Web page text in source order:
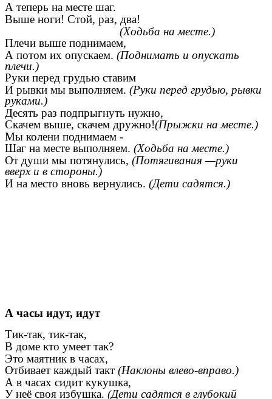
А теперь на месте шаг.
Выше ноги! Стой, раз, два!
(Ходьба на месте.)
Плечи выше поднимаем,
А потом их опускаем. (Поднимать и опускать
плечи.)
Руки перед грудью ставим
И рывки мы выполняем. (Руки перед грудью, рывки
руками.)
Десять раз подпрыгнуть нужно,
Скачем выше, скачем дружно!(Прыжки на месте.)
Мы колени поднимаем -
Шаг на месте выполняем. (Ходьба на месте.)
От души мы потянулись, (Потягивания —руки
вверх и в стороны.)
И на место вновь вернулись. (Дети садятся.)
А часы идут, идут
Тик-так, тик-так,
В доме кто умеет так?
Это маятник в часах,
Отбивает каждый такт (Наклоны влево-вправо.)
А в часах сидит кукушка,
У неё своя избушка. (Дети садятся в глубокий